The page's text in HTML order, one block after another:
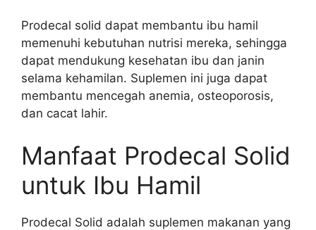
Prodecal solid dapat membantu ibu hamil
memenuhi kebutuhan nutrisi mereka, sehingga
dapat mendukung kesehatan ibu dan janin
selama kehamilan. Suplemen ini juga dapat
membantu mencegah anemia, osteoporosis,
dan cacat lahir.
Manfaat Prodecal Solid
untuk Ibu Hamil
Prodecal Solid adalah suplemen makanan yang